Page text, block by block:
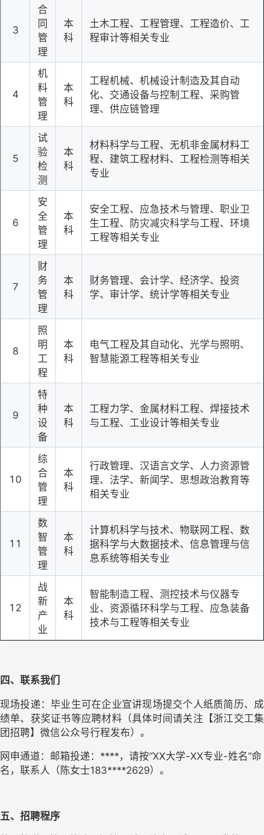
3
合
同
管
理
本
科
土木工程、工程管理、工程造价、工
程审计等相关专业
4
机
料
管
理
本
科
工程机械、机械设计制造及其自动
化、交通设备与控制工程、采购管
理、供应链管理
5
试
验
检
测
本
科
材料科学与工程、无机非金属材料工
程、建筑工程材料、工程检测等相关
专业
6
安
全
管
理
本
科
安全工程、应急技术与管理、职业卫
生工程、防灾减灾科学与工程、环境
工程等相关专业
7
财
务
管
理
本
科
财务管理、会计学、经济学、投资
学、审计学、统计学等相关专业
8
照
明
工
程
本
科
电气工程及其自动化、光学与照明、
智慧能源工程等相关专业
9
特
种
设
备
本
科
工程力学、金属材料工程、焊接技术
与工程、工业设计等相关专业
10
综
合
管
理
本
科
行政管理、汉语言文学、人力资源管
理、法学、新闻学、思想政治教育等
相关专业
11
数
智
管
理
本
科
计算机科学与技术、物联网工程、数
据科学与大数据技术、信息管理与信
息系统等相关专业
12
战
新
产
业
本
科
智能制造工程、测控技术与仪器专
业、资源循环科学与工程、应急装备
技术与工程等相关专业
四、联系我们
现场投递：毕业生可在企业宣讲现场提交个人纸质简历、成
绩单、获奖证书等应聘材料（具体时间请关注【浙江交工集
团招聘】微信公众号行程发布）。
网申通道：邮箱投递：****，请按“XX大学-XX专业-姓名”命
名，联系人（陈女士183****2629）。
五、招聘程序